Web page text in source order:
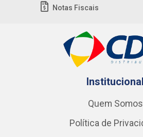
Notas Fiscais
Institucional
Quem Somos
Política de